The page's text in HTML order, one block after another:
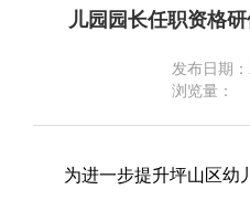
儿园园长任职资格
发布日期
浏览量：
为进一步提升坪山区幼